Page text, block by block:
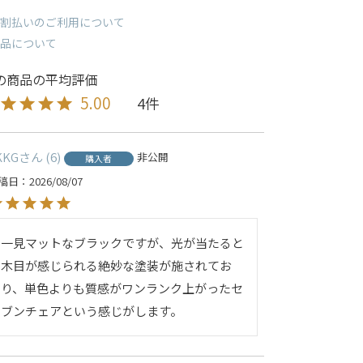
払いのご利用について
について
5.00 4
6 購入者
非公開
日
2026/08/07
一見マットなブラックですが、光が当たると
木目が感じられる絶妙な塗装が施されてお
り、単色よりも質感がワンランク上がったセ
ブンチェアという感じがします。